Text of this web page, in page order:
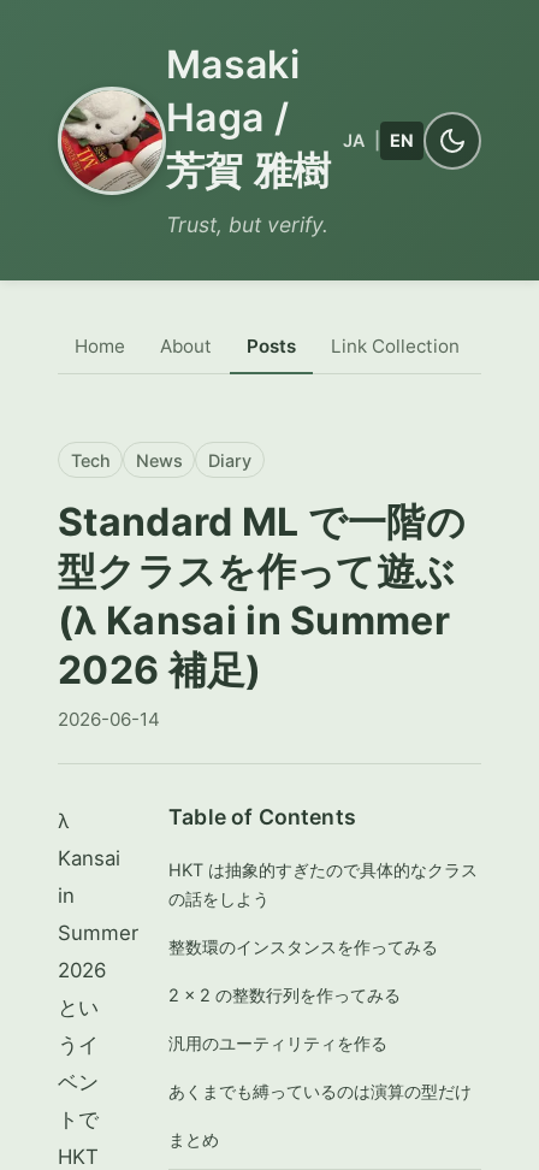
Masaki
Haga /
芳賀 雅樹
Trust, but verify.
JA EN
Home About Posts Link Collection
Tech News Diary
Standard ML で一階の
型クラスを作って遊ぶ
(λ Kansai in Summer
2026 補足)
2026-06-14
Table of Contents
HKT は抽象的すぎたので具体的なクラス
の話をしよう
整数環のインスタンスを作ってみる
2 × 2 の整数行列を作ってみる
汎用のユーティリティを作る
あくまでも縛っているのは演算の型だけ
まとめ
λ
Kansai
in
Summer
2026
とい
うイ
ベン
トで
HKT